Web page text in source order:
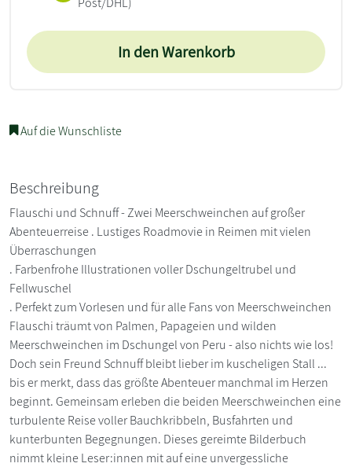
In den Warenkorb
Auf die Wunschliste
Beschreibung
Flauschi und Schnuff - Zwei Meerschweinchen auf großer
Abenteuerreise . Lustiges Roadmovie in Reimen mit vielen
Überraschungen
. Farbenfrohe Illustrationen voller Dschungeltrubel und
Fellwuschel
. Perfekt zum Vorlesen und für alle Fans von Meerschweinchen
Flauschi träumt von Palmen, Papageien und wilden
Meerschweinchen im Dschungel von Peru - also nichts wie los!
Doch sein Freund Schnuff bleibt lieber im kuscheligen Stall ...
bis er merkt, dass das größte Abenteuer manchmal im Herzen
beginnt. Gemeinsam erleben die beiden Meerschweinchen eine
turbulente Reise voller Bauchkribbeln, Busfahrten und
kunterbunten Begegnungen. Dieses gereimte Bilderbuch
nimmt kleine Leser:innen mit auf eine unvergessliche